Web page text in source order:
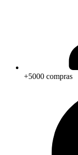
+5000 compras